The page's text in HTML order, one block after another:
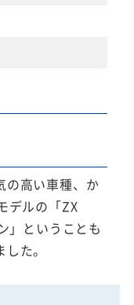
の高い車種、か
デルの「ZX
」ということも
た。